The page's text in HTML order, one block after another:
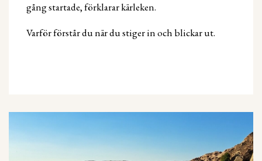
gång startade, förklarar kärleken.
Varför förstår du när du stiger in och blickar ut.